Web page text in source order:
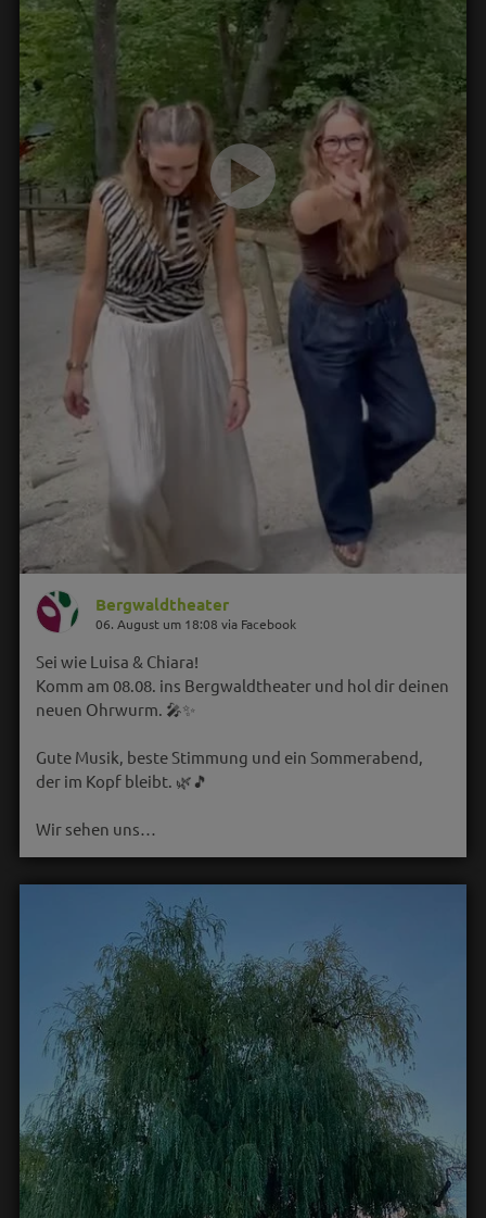
Bergwaldtheater
06. August um 18:08 via Facebook
Sei wie Luisa & Chiara!
Komm am 08.08. ins Bergwaldtheater und hol dir deinen
neuen Ohrwurm. 🎤✨
Gute Musik, beste Stimmung und ein Sommerabend,
der im Kopf bleibt. 🌿🎵
Wir sehen uns…